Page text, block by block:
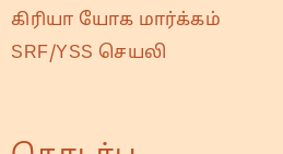
கிரியா யோக மார்க்கம்
SRF/YSS செயலி